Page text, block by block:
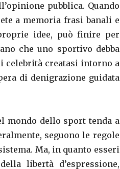
pubblica. Quando
a memoria frasi banali e
idee, può finire per
che uno sportivo debba
celebrità creatasi intorno a
di denigrazione guidata
mondo dello sport tenda a
seguono le regole
Ma, in quanto esseri
libertà d’espressione,